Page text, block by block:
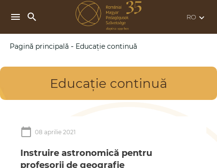
menu search keyboard_arrow_down
Pagină principală - Educație continuă
Educație continuă
calendar_today 08 aprilie 2021
Instruire astronomică pentru
profesorii de geografie